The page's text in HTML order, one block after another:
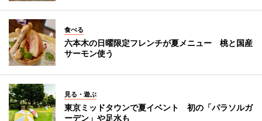
食べる
六本木の日曜限定フレンチが夏メニュー 桃と国産
サーモン使う
見る・遊ぶ
東京ミッドタウンで夏イベント 初の「パラソルガ
ーデン」や足水も